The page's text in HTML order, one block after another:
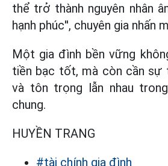
thể trở thành nguyên nhân
hạnh phúc'', chuyên gia nhấn
Một gia đình bền vững
tiền bạc tốt, mà còn cần sự
và tôn trọng lẫn nhau
chung.
HUYỀN TRANG
#tài chính gia đình